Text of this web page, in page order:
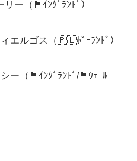
ー（🏴󠁧󠁢󠁥󠁮󠁧󠁿ｲﾝｸﾞﾗﾝﾄﾞ）
エルゴス（🇵🇱ﾎﾟｰﾗﾝﾄﾞ）
ー（🏴󠁧󠁢󠁥󠁮󠁧󠁿ｲﾝｸﾞﾗﾝﾄﾞ/🏴󠁧󠁢󠁷󠁬󠁳󠁿ｳｪｰﾙ